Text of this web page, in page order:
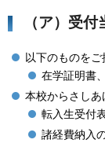
（ア）受付
以下のものをご
在学証明書
本校からさしあ
転入生受付
諸経費納入